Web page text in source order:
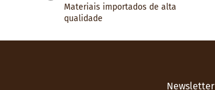
Materiais importados de alta
qualidade
Newsletter